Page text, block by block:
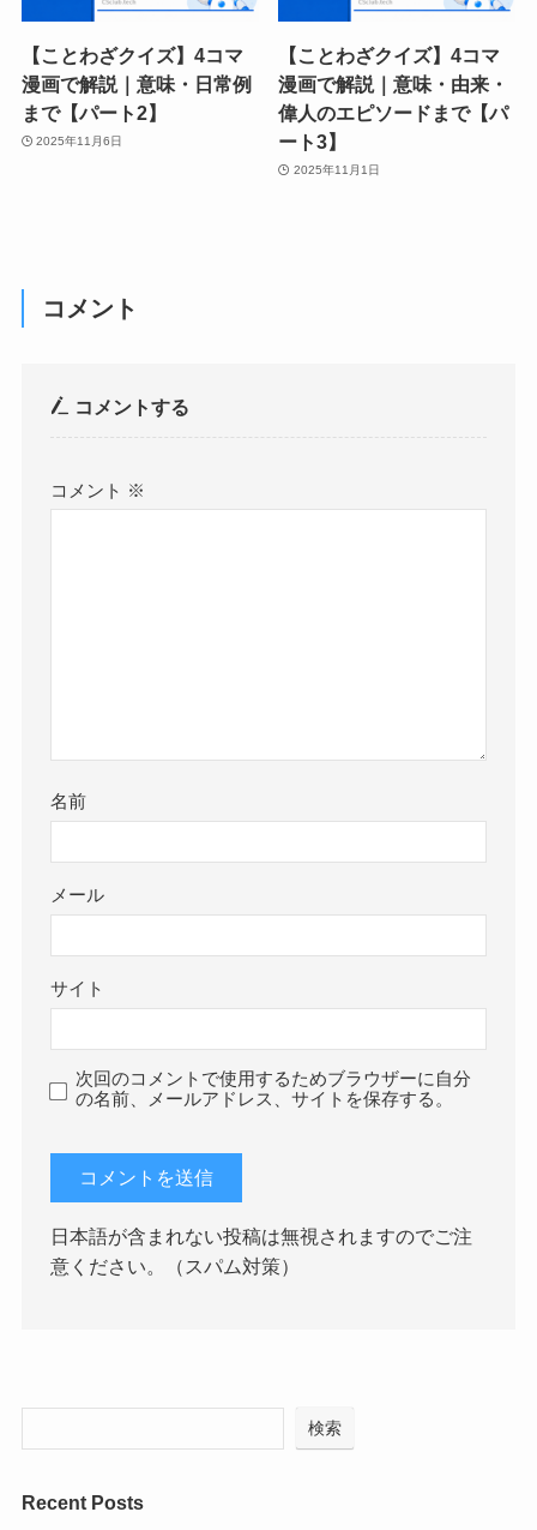
【ことわざクイズ】4コマ
漫画で解説｜意味・日常例
まで【パート2】
2025年11月6日
【ことわざクイズ】4コマ
漫画で解説｜意味・由来・
偉人のエピソードまで【パ
ート3】
2025年11月1日
コメント
コメントする
コメント ※
名前
メール
サイト
次回のコメントで使用するためブラウザーに自分
の名前、メールアドレス、サイトを保存する。
日本語が含まれない投稿は無視されますのでご注
意ください。（スパム対策）
検索
Recent Posts